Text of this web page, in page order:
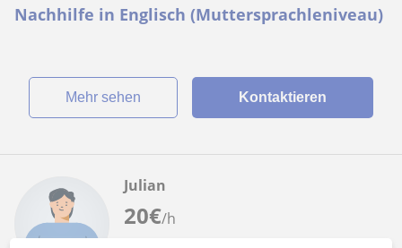
Nachhilfe in Englisch (Muttersprachleniveau)
Mehr sehen Kontaktieren
20€/h
Julian